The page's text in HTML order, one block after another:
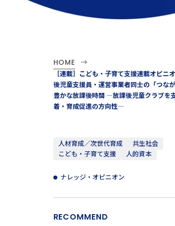
HOME
［連載］こども・子育て支援連載オピニ
後児童支援員・運営事業者同士の「つな
豊かな放課後時間 —放課後児童クラブを
着・育成促進の方向性—
人材育成／次世代育成
共生社会
こども・子育て支援
人的資本
ナレッジ・オピニオン
RECOMMEND